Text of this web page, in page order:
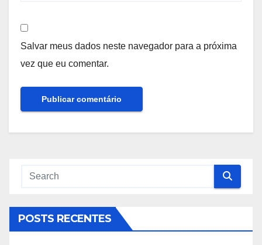
Salvar meus dados neste navegador para a próxima
vez que eu comentar.
POSTS RECENTES